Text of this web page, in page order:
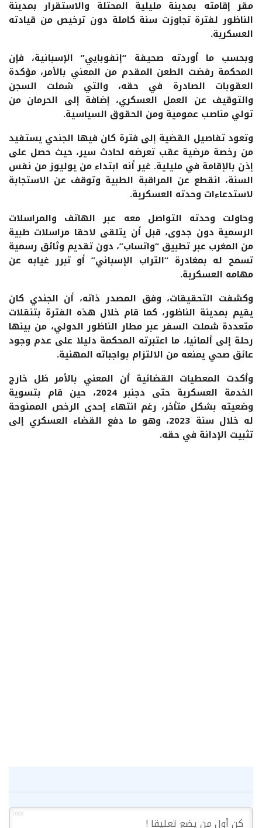
مقر إقامته بمدينة مليلية المحتلة والاستقرار بمدينة
الناظور لفترة تجاوزت سنة كاملة دون ترخيص من قيادته
العسكرية.
وبحسب ما أوردته صحيفة “إنفوبايي” الإسبانية، فإن
المحكمة رفضت الطعن المقدم من المعني بالأمر، مؤكدة
العقوبات الصادرة في حقه، والتي شملت السجن
والتوقيف عن العمل العسكري، إضافة إلى الحرمان من
تولي مناصب عمومية ومن الحقوق السياسية.
وتعود تفاصيل القضية إلى فترة كان فيها الجندي يستفيد
من رخصة مرضية عقب تعرضه لحادث سير، حيث حصل على
إذن بالإقامة في مليلية. غير أنه ابتداء من يوليوز من نفس
السنة، انقطع عن المراقبة الطبية وتوقف عن الاستجابة
لاستدعاءات وحدته العسكرية.
وحاولت وحدته التواصل معه عبر الهاتف والمراسلات
الرسمية دون جدوى، قبل أن يتلقى لاحقا مراسلات طبية
من المغرب عبر تطبيق “واتساب”، دون تقديم وثائق رسمية
تسمح له بمغادرة “التراب الإسباني” أو تبرر غيابه عن
مهامه العسكرية.
وكشفت التحقيقات، وفق المصدر ذاته، أن الجندي كان
يقيم بمدينة الناظور، كما قام خلال هذه الفترة بتنقلات
متعددة شملت السفر عبر مطار الناظور الدولي، من بينها
رحلة إلى ألمانيا، ما اعتبرته المحكمة دليلا على عدم وجود
عائق صحي يمنعه من الالتزام بواجباته المهنية.
وأكدت المعطيات القضائية أن المعني بالأمر ظل خارج
الخدمة العسكرية حتى دجنبر 2024، حين قام بتسوية
وضعيته بشكل متأخر، رغم انتهاء إحدى الرخص الممنوحة
له خلال سنة 2023، وهو ما دفع القضاء العسكري إلى
تثبيت الإدانة في حقه.
1000